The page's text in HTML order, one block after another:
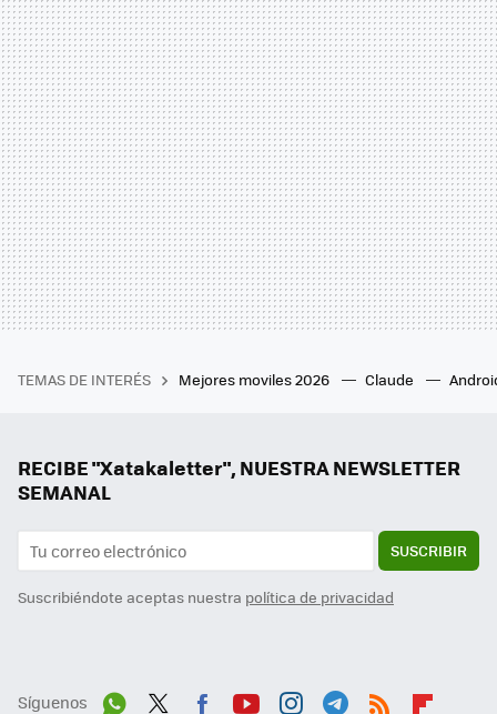
TEMAS DE INTERÉS Mejores moviles 2026 Claude
RECIBE "Xatakaletter", NUESTRA NEWSLETTER
SEMANAL
SUSCRIBIR
Suscribiéndote aceptas nuestra política de privacidad
Síguenos